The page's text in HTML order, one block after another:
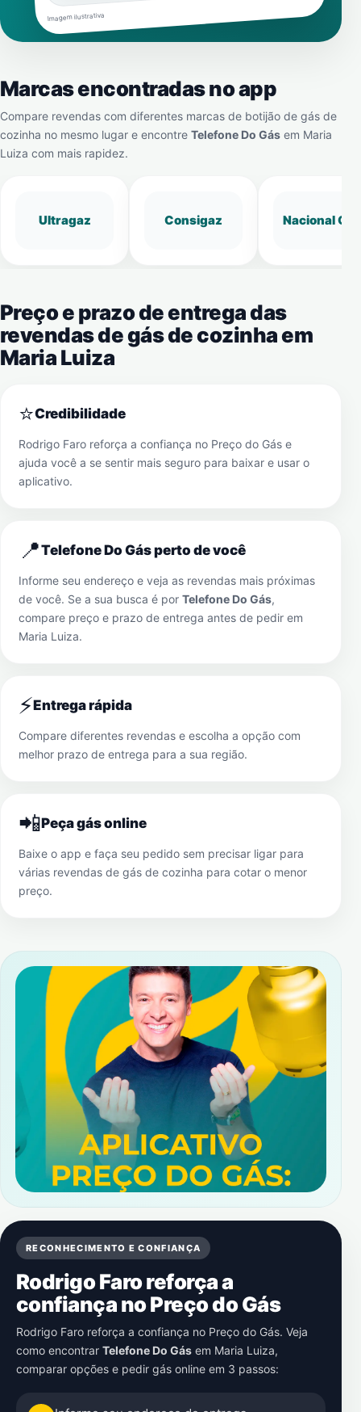
Imagem ilustrativa
Marcas encontradas no app
Compare revendas com diferentes marcas de botijão de gás de
cozinha no mesmo lugar e encontre Telefone Do Gás em Maria
Luiza com mais rapidez.
Ultragaz Consigaz Nacional Gás
Preço e prazo de entrega das
revendas de gás de cozinha em
Maria Luiza
⭐Credibilidade
Rodrigo Faro reforça a confiança no Preço do Gás e
ajuda você a se sentir mais seguro para baixar e usar o
aplicativo.
📍Telefone Do Gás perto de você
Informe seu endereço e veja as revendas mais próximas
de você. Se a sua busca é por Telefone Do Gás,
compare preço e prazo de entrega antes de pedir em
Maria Luiza.
⚡Entrega rápida
Compare diferentes revendas e escolha a opção com
melhor prazo de entrega para a sua região.
📲Peça gás online
Baixe o app e faça seu pedido sem precisar ligar para
várias revendas de gás de cozinha para cotar o menor
preço.
RECONHECIMENTO E CONFIANÇA
Rodrigo Faro reforça a
confiança no Preço do Gás
Rodrigo Faro reforça a confiança no Preço do Gás. Veja
como encontrar Telefone Do Gás em Maria Luiza,
comparar opções e pedir gás online em 3 passos: